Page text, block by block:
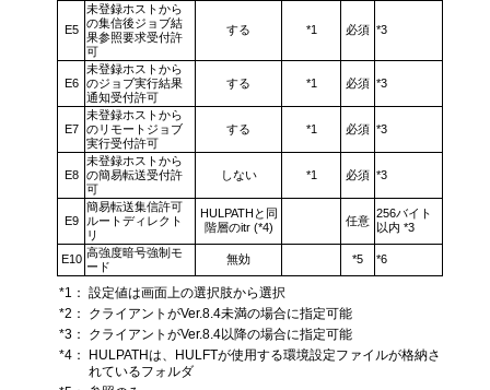
E5
未登録ホストから
の集信後ジョブ結
果参照要求受付許
可
する *1 必須 *3
E6
未登録ホストから
のジョブ実行結果
通知受付許可
する *1 必須 *3
E7
未登録ホストから
のリモートジョブ
実行受付許可
する *1 必須 *3
E8
未登録ホストから
の簡易転送受付許
可
しない *1 必須 *3
E9
簡易転送集信許可
ルートディレクト
リ
HULPATHと同
階層のitr (*4)
任意
256バイト
以内 *3
E10 高強度暗号強制モ
ード
無効 *5 *6
*1： 設定値は画面上の選択肢から選択
*2：
クライアントがVer.8.4未満の場合に指定可能
*3：
クライアントがVer.8.4以降の場合に指定可能
*4：
HULPATHは、HULFTが使用する環境設定ファイルが格納さ
れているフォルダ